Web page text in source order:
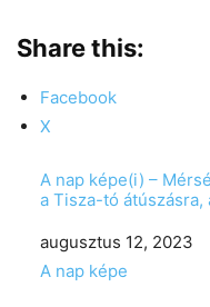
Share this:
Facebook
X
A nap képe(i) –
a Tisza-tó átúszásra,
Date
augusztus 12, 2023
In relation to
A nap képe